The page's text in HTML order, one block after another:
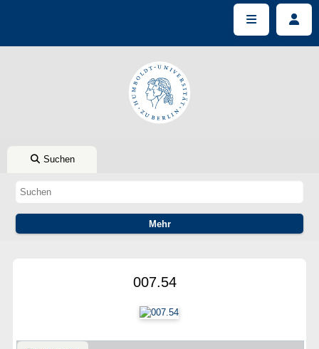
Suchen
007.54